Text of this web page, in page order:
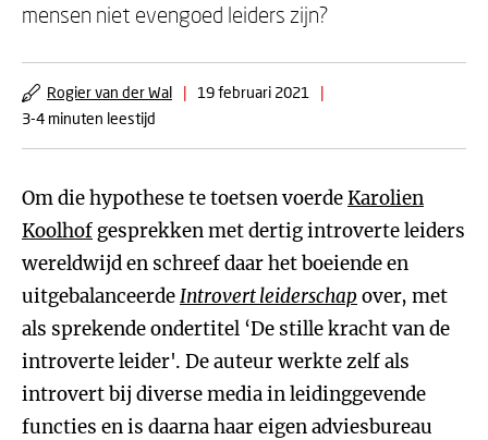
mensen niet evengoed leiders zijn?
Rogier van der Wal | 19 februari 2021
|
3-4 minuten leestijd
Om die hypothese te toetsen voerdeKarolien
Koolhof gesprekken met dertig introverte leiders
wereldwijd en schreef daar het boeiende en
uitgebalanceerdeIntrovert leiderschap over, met
als sprekende ondertitel ‘De stille kracht van de
introverte leider'. De auteur werkte zelf als
introvert bij diverse media in leidinggevende
functies en is daarna haar eigen adviesbureau